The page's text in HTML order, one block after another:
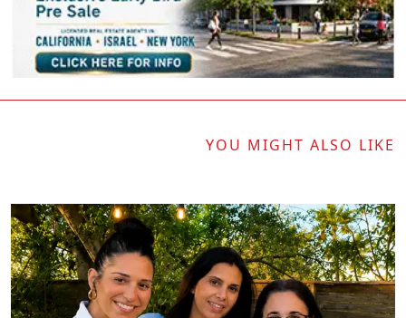
YOU MIGHT ALSO LIKE